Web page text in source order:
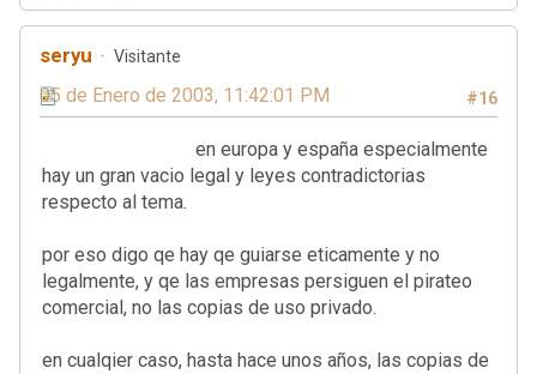
seryu Visitante
#16
05 de Enero de 2003, 11:42:01 PM
en europa y españa especialmente
hay un gran vacio legal y leyes contradictorias
respecto al tema.
por eso digo qe hay qe guiarse eticamente y no
legalmente, y qe las empresas persiguen el pirateo
comercial, no las copias de uso privado.
en cualqier caso, hasta hace unos años, las copias de